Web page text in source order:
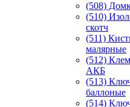
(508)
(510)
скотч
(511)
малярные
(512)
АКБ
(513)
баллоные
(514)